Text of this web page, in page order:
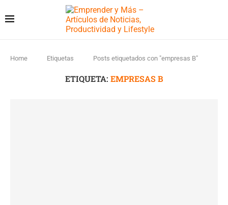
Home Etiquetas Posts etiquetados con "empresas B"
ETIQUETA: EMPRESAS B